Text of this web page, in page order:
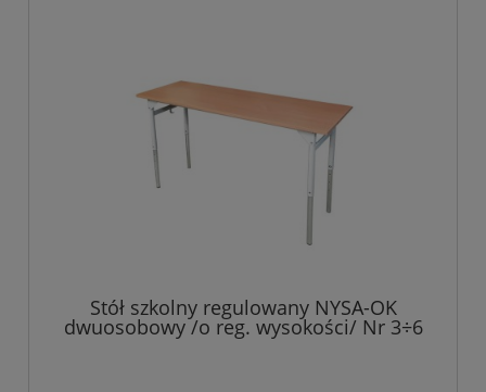
Stół szkolny regulowany NYSA-OK
dwuosobowy /o reg. wysokości/ Nr 3÷6